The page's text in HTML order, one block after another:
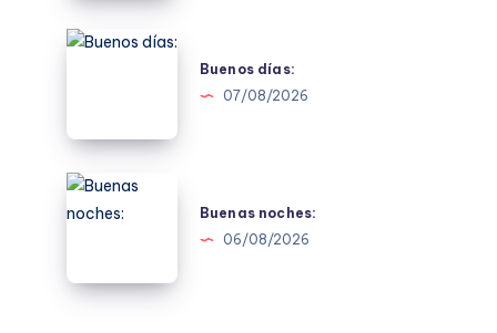
Buenos
Buenos días:
07/08/2026
Buenas
noches:
Buenas noches:
06/08/2026